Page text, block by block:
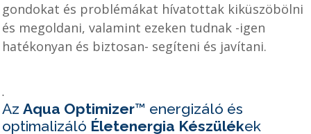
gondokat és problémákat hívatottak kiküszöbölni
és megoldani, valamint ezeken tudnak -igen
hatékonyan és biztosan- segíteni és javítani.
.
Az Aqua Optimizer™ energizáló és
optimalizáló Életenergia Készülékek